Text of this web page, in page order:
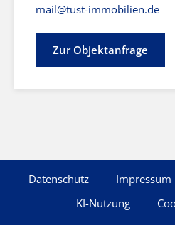
mail@tust-immobilien.de
Zur Objektanfrage
Datenschutz Impressum
KI-Nutzung